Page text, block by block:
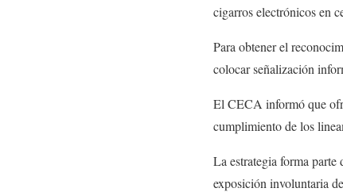
cigarros electrónicos en
Para obtener el
colocar señalización
El CECA informó que
cumplimiento de los
La estrategia forma
exposición involuntaria